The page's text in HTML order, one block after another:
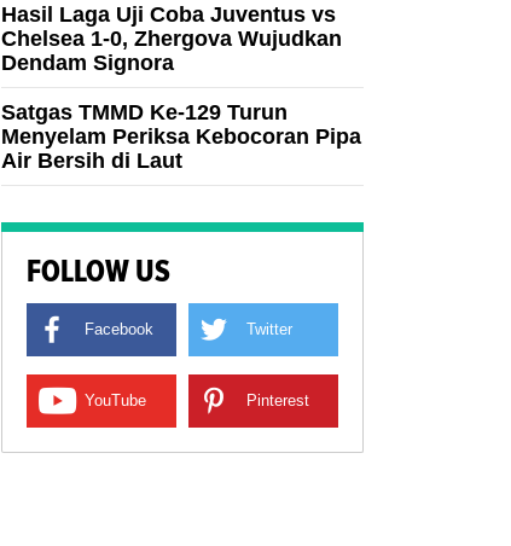
Hasil Laga Uji Coba Juventus vs
Chelsea 1-0, Zhergova Wujudkan
Dendam Signora
Satgas TMMD Ke-129 Turun
Menyelam Periksa Kebocoran Pipa
Air Bersih di Laut
FOLLOW US
Facebook Twitter
YouTube Pinterest